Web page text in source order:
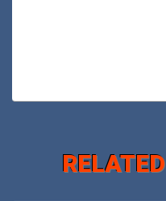
RELATED